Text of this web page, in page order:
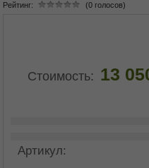
Рейтинг: (0 голосов)
Стоимость: 13
Артикул: